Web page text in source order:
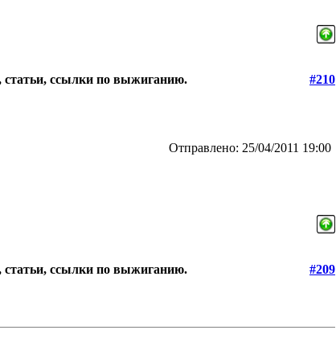
ссылки по выжиганию.
#210
Отправлено: 25/04/2011 19:00
ссылки по выжиганию.
#209